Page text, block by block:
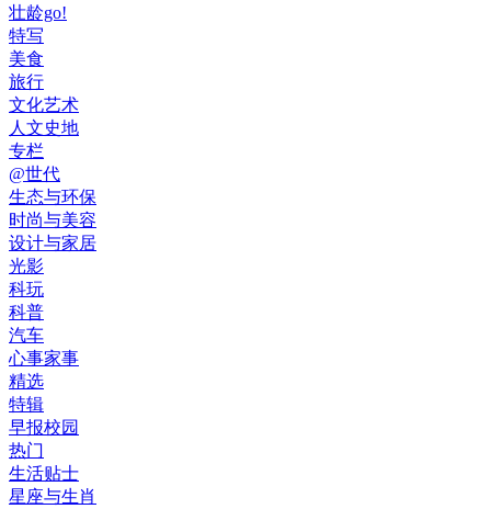
壮龄go!
特写
美食
旅行
文化艺术
人文史地
专栏
@世代
生态与环保
时尚与美容
设计与家居
光影
科玩
科普
汽车
心事家事
精选
特辑
早报校园
热门
生活贴士
星座与生肖